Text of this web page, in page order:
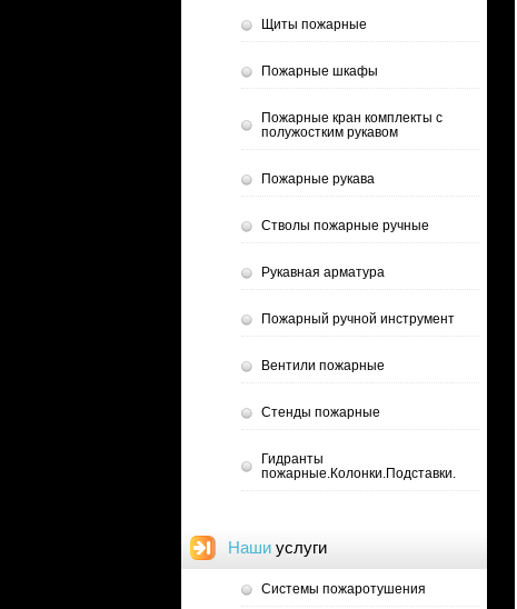
Щиты пожарные
Пожарные шкафы
Пожарные кран комплекты с
полужостким рукавом
Пожарные рукава
Стволы пожарные ручные
Рукавная арматура
Пожарный ручной инструмент
Вентили пожарные
Стенды пожарные
Гидранты
пожарные.Колонки.Подставки.
Наши услуги
Системы пожаротушения